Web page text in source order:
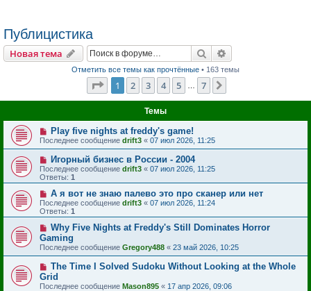
Публицистика
Новая тема Поиск
Отметить все темы как прочтённые • 163 темы
Страница из
1 2 3 4 5 7
Темы
Play five nights at freddy's game!
Последнее сообщение drift3 « 07 июл 2026, 11:25
Игорный бизнес в России - 2004
Последнее сообщение drift3 « 07 июл 2026, 11:25
Ответы: 1
А я вот не знаю палево это про сканер или нет
Последнее сообщение drift3 « 07 июл 2026, 11:24
Ответы: 1
Why Five Nights at Freddy's Still Dominates Horror
Gaming
Последнее сообщение Gregory488 « 23 май 2026, 10:25
The Time I Solved Sudoku Without Looking at the Whole
Grid
Последнее сообщение Mason895 « 17 апр 2026, 09:06